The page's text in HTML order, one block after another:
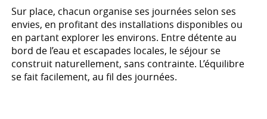
Sur place, chacun organise ses journées selon ses
envies, en profitant des installations disponibles ou
en partant explorer les environs. Entre détente au
bord de l’eau et escapades locales, le séjour se
construit naturellement, sans contrainte. L’équilibre
se fait facilement, au fil des journées.